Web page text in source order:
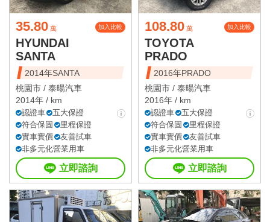
35.80 萬 加入比較
HYUNDAI
SANTA
2014年SANTA
桃園市 / 泰暘汽車
2014年 / km
認證車
五大保證
符合保固
里程保證
實車實價
友善試車
非多元化營業用車
立即諮詢
108.80 萬 加入比較
TOYOTA
PRADO
2016年PRADO
桃園市 / 泰暘汽車
2016年 / km
認證車
五大保證
符合保固
里程保證
實車實價
友善試車
非多元化營業用車
立即諮詢